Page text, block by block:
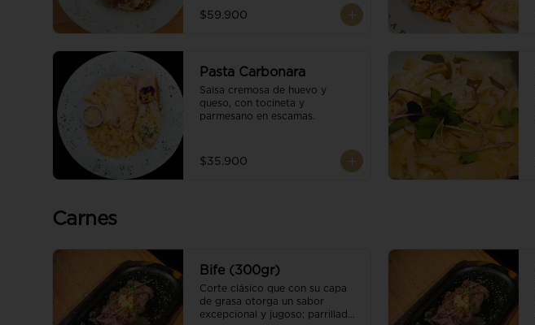
$59.900
Pasta Carbonara
Salsa cremosa de huevo y
queso, con tocineta y
parmesano en escamas.
$35.900
Carnes
Bife (300gr)
Corte clásico que con su capa
de grasa otorga un sabor
excepcional y jugoso; parrillado